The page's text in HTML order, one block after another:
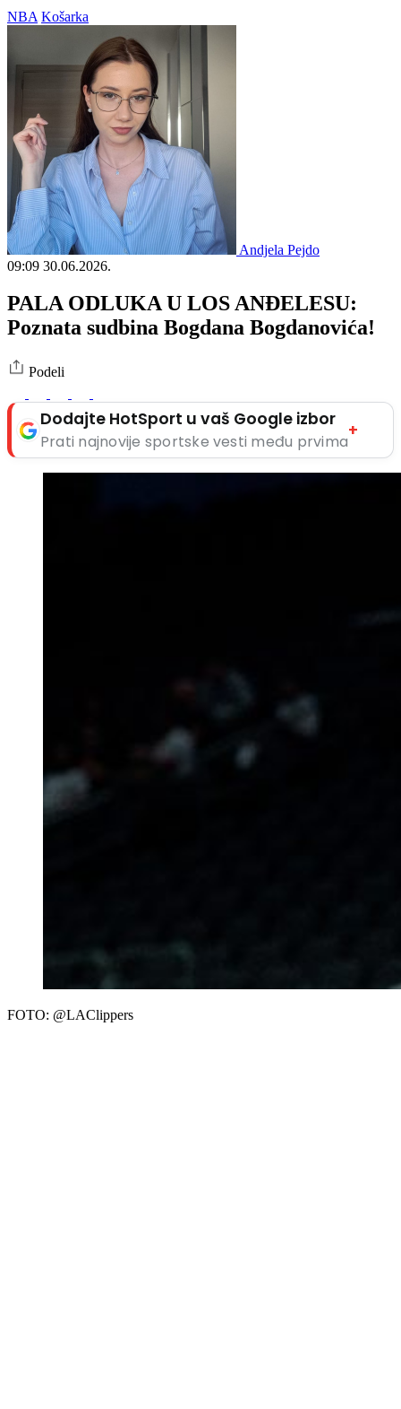
NBA Košarka
Andjela Pejdo
09:09 30.06.2026.
PALA ODLUKA U LOS ANĐELESU:
Poznata sudbina Bogdana Bogdanovića!
Podeli
Dodajte HotSport u vaš Google izbor
Prati najnovije sportske vesti među prvima
+
FOTO: @LAClippers